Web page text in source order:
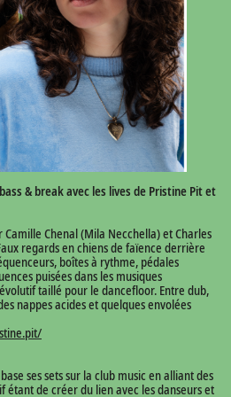
& break avec les lives de Pristine Pit et
Chenal (Mila Necchella) et Charles
regards en chiens de faïence derrière
boîtes à rythme, pédales
puisées dans les musiques
taillé pour le dancefloor. Entre dub,
nappes acides et quelques envolées
base ses sets sur la club music en alliant des
étant de créer du lien avec les danseurs et